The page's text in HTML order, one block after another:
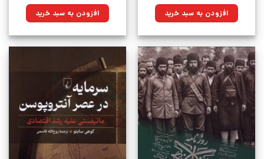
۳۱۰,۰۰۰تومان
بود.
۲۲۱,۶۵۰تومان.افزودن به سبد خرید ۳۵۰,۰۰۰تومان
بود.
۲۵۰,۲۵۰تومان.افزودن به سبد خرید